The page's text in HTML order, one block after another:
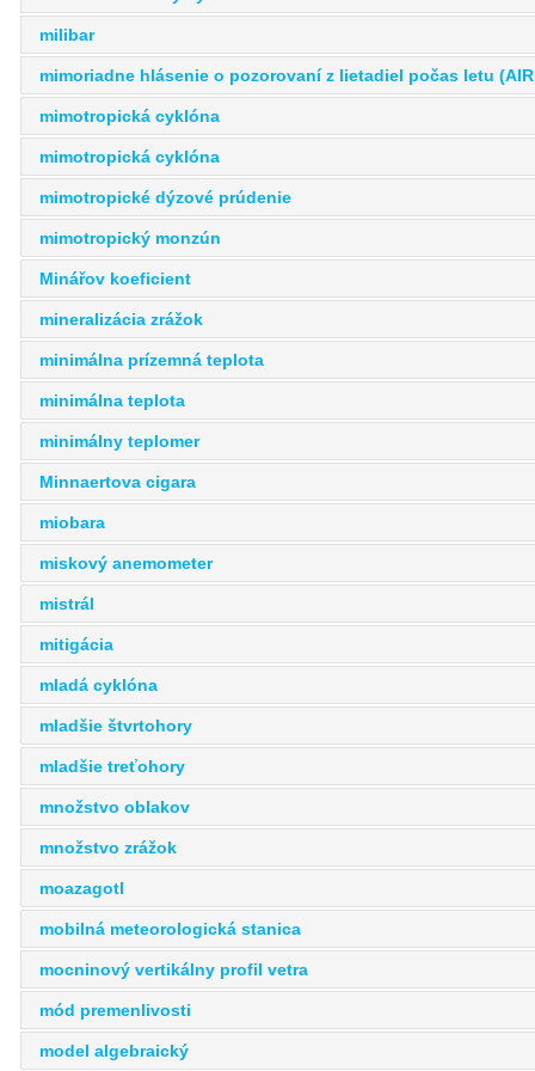
milibar
mimoriadne hlásenie o pozorovaní z lietadiel počas letu
mimotropická cyklóna
mimotropická cyklóna
mimotropické dýzové prúdenie
mimotropický monzún
Minářov koeficient
mineralizácia zrážok
minimálna prízemná teplota
minimálna teplota
minimálny teplomer
Minnaertova cigara
miobara
miskový anemometer
mistrál
mitigácia
mladá cyklóna
mladšie štvrtohory
mladšie treťohory
množstvo oblakov
množstvo zrážok
moazagotl
mobilná meteorologická stanica
mocninový vertikálny profil vetra
mód premenlivosti
model algebraický